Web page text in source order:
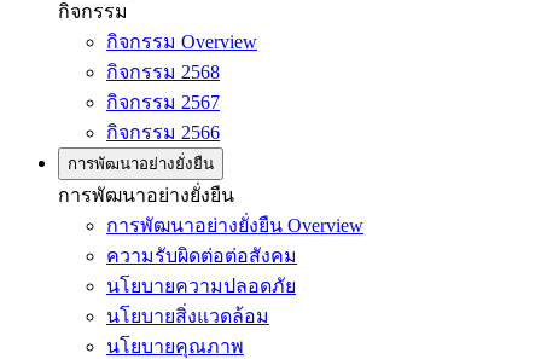
กิจกรรม
กิจกรรม Overview
กิจกรรม 2568
กิจกรรม 2567
กิจกรรม 2566
การพัฒนาอย่างยั่งยืน
การพัฒนาอย่างยั่งยืน
การพัฒนาอย่างยั่งยืน Overview
ความรับผิดต่อต่อสังคม
นโยบายความปลอดภัย
นโยบายสิ่งแวดล้อม
นโยบายคุณภาพ